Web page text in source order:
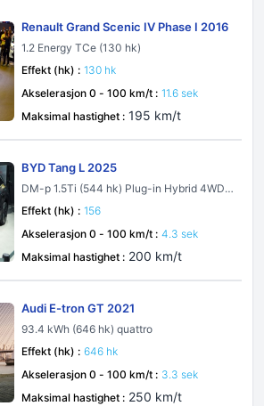
Renault Grand Scenic IV Phase I 2016
1.2 Energy TCe (130 hk)
Effekt (hk) : 130 hk
Akselerasjon 0 - 100 km/t : 11.6 sek
Maksimal hastighet : 195 km/t
BYD Tang L 2025
DM-p 1.5Ti (544 hk) Plug-in Hybrid 4WD E
Effekt (hk) : 156
Akselerasjon 0 - 100 km/t : 4.3 sek
Maksimal hastighet : 200 km/t
Audi E-tron GT 2021
93.4 kWh (646 hk) quattro
Effekt (hk) : 646 hk
Akselerasjon 0 - 100 km/t : 3.3 sek
Maksimal hastighet : 250 km/t